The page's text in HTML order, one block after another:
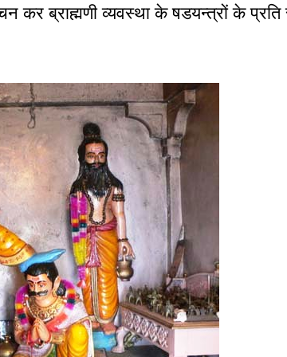
कर ब्राह्मणी व्यवस्था के षडयन्त्रों के